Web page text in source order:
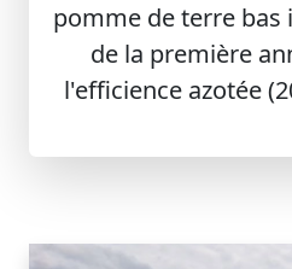
pomme de terre bas
de la première
l'efficience azotée